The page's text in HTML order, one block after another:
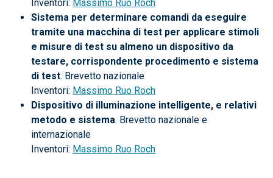
Inventori: Massimo Ruo Roch
Sistema per determinare comandi da eseguire
tramite una macchina di test per applicare stimoli
e misure di test su almeno un dispositivo da
testare, corrispondente procedimento e sistema
di test. Brevetto nazionale
Inventori: Massimo Ruo Roch
Dispositivo di illuminazione intelligente, e relativi
metodo e sistema. Brevetto nazionale e
internazionale
Inventori: Massimo Ruo Roch